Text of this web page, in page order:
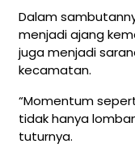
Dalam
menjadi ajang
juga menjadi
kecamatan.
“Momentum
tidak hanya
tuturnya.